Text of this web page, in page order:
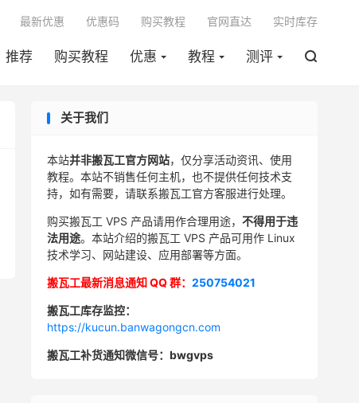
推荐 购买教程 优惠 教程 测评 
最新优惠 优惠码 购买教程 官网直达 实时库存
关于我们
本站并非搬瓦工官方网站，仅分享活动资讯、使用
教程。本站不销售任何主机，也不提供任何技术支
持，如有需要，请联系搬瓦工官方客服进行处理。
购买搬瓦工 VPS 产品请用作合理用途， 不得用于违
法用途。本站介绍的搬瓦工 VPS 产品可用作 Linux
技术学习、网站建设、应用部署等方面。
搬瓦工最新消息通知 QQ 群： 250754021
搬瓦工库存监控：
https://kucun.banwagongcn.com
搬瓦工补货通知微信号：bwgvps